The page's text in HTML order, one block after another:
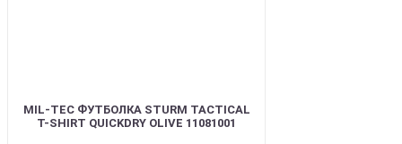
MIL-TEC ФУТБОЛКА STURM TACTICAL
T-SHIRT QUICKDRY OLIVE 11081001